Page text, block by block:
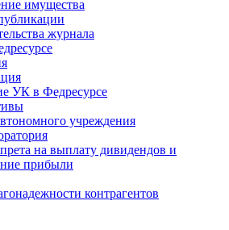
имущества
журнала
УК в Федресурсе
учреждения
на выплату дивидендов и
прибыли
контрагентов